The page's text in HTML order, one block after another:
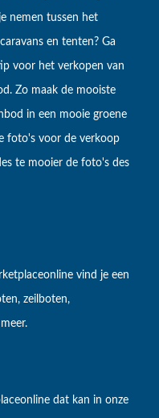
nemen tussen het
en tenten? Ga
voor het verkopen van
Zo maak de mooiste
in een mooie groene
foto's voor de verkoop
te mooier de foto's des
vind je een
zeilboten,
dat kan in onze